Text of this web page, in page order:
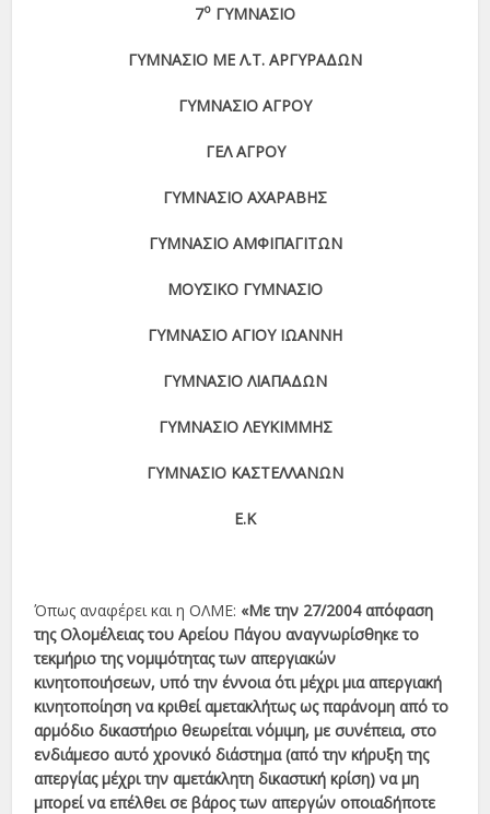
7ο ΓΥΜΝΑΣΙΟ
ΓΥΜΝΑΣΙΟ ΜΕ Λ.Τ. ΑΡΓΥΡΑΔΩΝ
ΓΥΜΝΑΣΙΟ ΑΓΡΟΥ
ΓΕΛ ΑΓΡΟΥ
ΓΥΜΝΑΣΙΟ ΑΧΑΡΑΒΗΣ
ΓΥΜΝΑΣΙΟ ΑΜΦΙΠΑΓΙΤΩΝ
ΜΟΥΣΙΚΟ ΓΥΜΝΑΣΙΟ
ΓΥΜΝΑΣΙΟ ΑΓΙΟΥ ΙΩΑΝΝΗ
ΓΥΜΝΑΣΙΟ ΛΙΑΠΑΔΩΝ
ΓΥΜΝΑΣΙΟ ΛΕΥΚΙΜΜΗΣ
ΓΥΜΝΑΣΙΟ ΚΑΣΤΕΛΛΑΝΩΝ
Ε.Κ
Όπως αναφέρει και η ΟΛΜΕ: «Με την 27/2004 απόφαση
της Ολομέλειας του Αρείου Πάγου αναγνωρίσθηκε το
τεκμήριο της νομιμότητας των απεργιακών
κινητοποιήσεων, υπό την έννοια ότι μέχρι μια απεργιακή
κινητοποίηση να κριθεί αμετακλήτως ως παράνομη από το
αρμόδιο δικαστήριο θεωρείται νόμιμη, με συνέπεια, στο
ενδιάμεσο αυτό χρονικό διάστημα (από την κήρυξη της
απεργίας μέχρι την αμετάκλητη δικαστική κρίση) να μη
μπορεί να επέλθει σε βάρος των απεργών οποιαδήποτε